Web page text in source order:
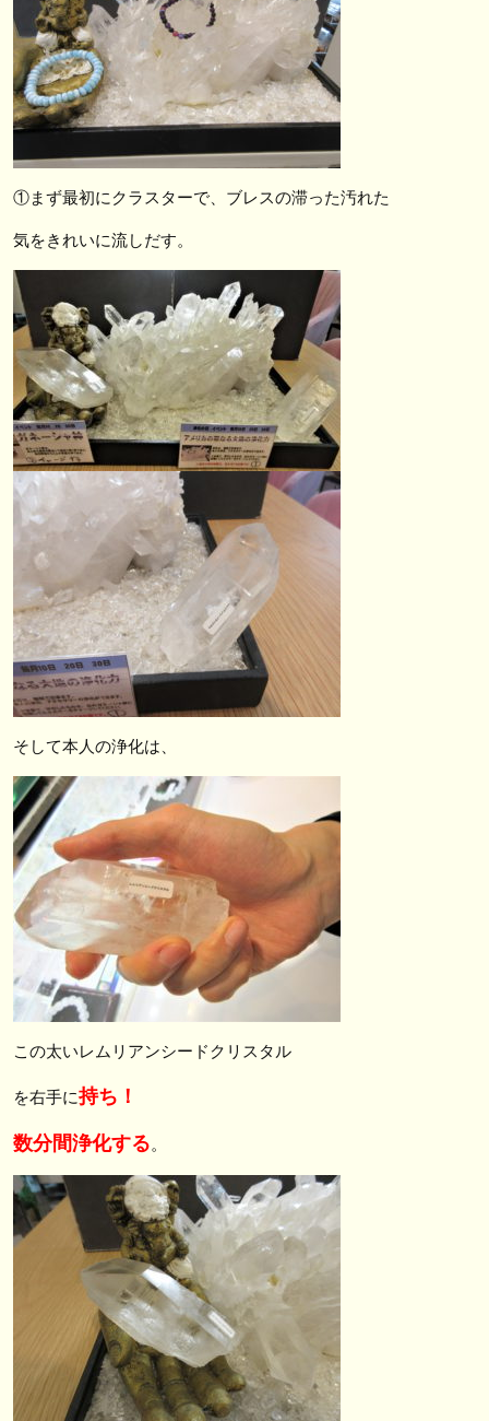
①まず最初にクラスターで、ブレスの滞った汚れた
気をきれいに流しだす。
そして本人の浄化は、
この太いレムリアンシードクリスタル
を右手に持ち！
数分間浄化する。